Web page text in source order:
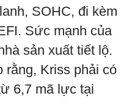
SOHC, đi kèm
Sức mạnh của
sản xuất tiết lộ.
rằng, Kriss phải có
6,7 mã lực tại